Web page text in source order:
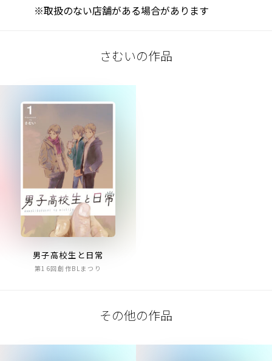
※取扱のない店舗がある場合があります
さむいの作品
男子高校生と日常
第16回創作BLまつり
その他の作品